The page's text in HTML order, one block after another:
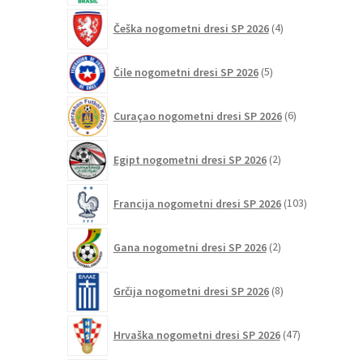
Češka nogometni dresi SP 2026 4izdelki
Čile nogometni dresi SP 2026 5izdelkov
Curaçao nogometni dresi SP 2026 6izdelkov
Egipt nogometni dresi SP 2026 2izdelka
Francija nogometni dresi SP 2026 103izdelki
Gana nogometni dresi SP 2026 2izdelka
Grčija nogometni dresi SP 2026 8izdelkov
Hrvaška nogometni dresi SP 2026 47izdelkov